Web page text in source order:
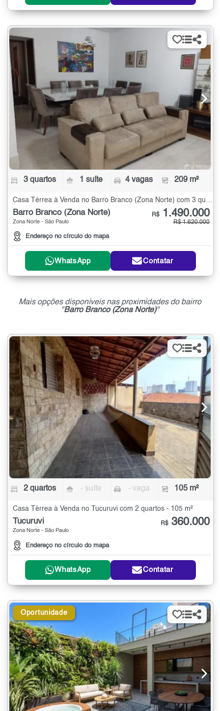
3 quartos 1 suíte 4 vagas 209 m²
Casa Térrea à Venda no Barro Branco (Zona Norte) com 3 quartos - 209 m²
Barro Branco (Zona Norte)
Zona Norte - São Paulo
Endereço no círculo do mapa
R$ 1.490.000
R$ 1.620.000
WhatsApp Contatar
Mais opções disponíveis nas proximidades do bairro
"Barro Branco (Zona Norte)"
2 quartos - suíte - vaga 105 m²
Casa Térrea à Venda no Tucuruvi com 2 quartos - 105 m²
Tucuruvi
Zona Norte - São Paulo
Endereço no círculo do mapa
R$ 360.000
WhatsApp Contatar
Oportunidade